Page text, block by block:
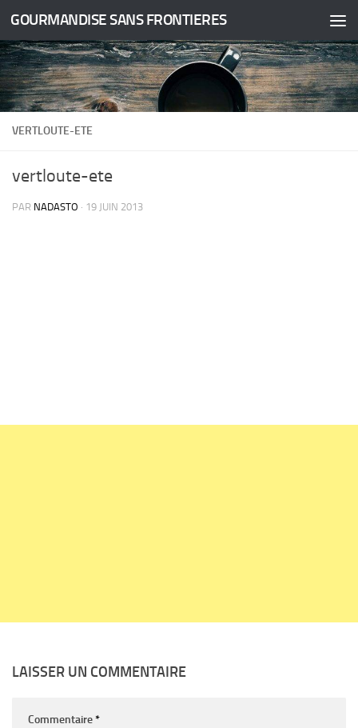
Skip to content
GOURMANDISE SANS FRONTIERES
VERTLOUTE-ETE
vertloute-ete
PAR NADASTO · 19 JUIN 2013
LAISSER UN COMMENTAIRE
Commentaire*